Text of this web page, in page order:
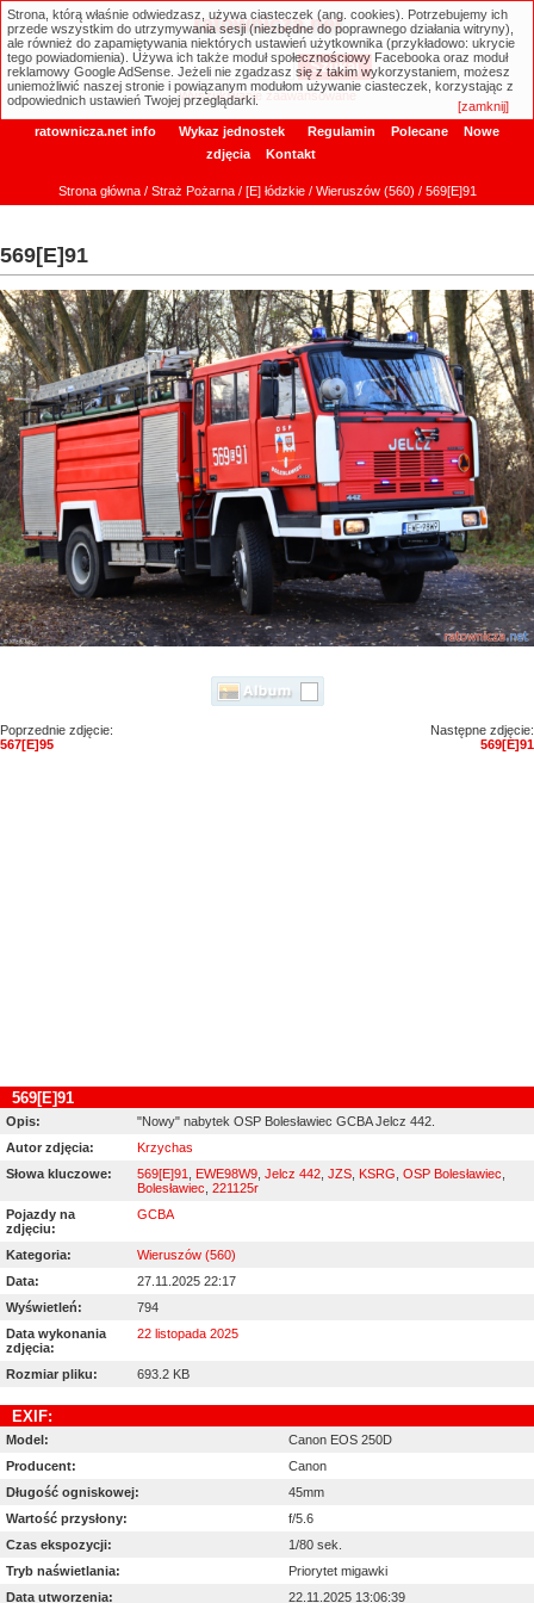
ratownicza.net
Wyszukiwanie zaawansowane
ratownicza.net info Wykaz jednostek Regulamin Polecane
Nowe
zdjęcia
Kontakt
Strona główna/ Straż Pożarna/ [E] łódzkie/ Wieruszów (560) / 569[E]91
569[E]91
Poprzednie zdjęcie:
567[E]95
Następne zdjęcie:
569[E]91
569[E]91
Opis:
"Nowy" nabytek OSP Bolesławiec GCBA Jelcz 442.
Autor zdjęcia:
Krzychas
Słowa kluczowe:
569[E]91 EWE98W9 Jelcz 442 JZS KSRG OSP Bolesławiec
Bolesławiec 221125r
Pojazdy na
zdjęciu:
GCBA
Kategoria:
Wieruszów (560)
Data:
27.11.2025 22:17
Wyświetleń:
794
Data wykonania
zdjęcia:
22 listopada 2025
Rozmiar pliku: 693.2 KB
EXIF:
Model:
Canon EOS 250D
Producent:
Canon
Długość ogniskowej:
45mm
Wartość przysłony:
f/5.6
Czas ekspozycji:
1/80 sek.
Tryb naświetlania:
Priorytet migawki
Data utworzenia:
22.11.2025 13:06:39
Strona, którą właśnie odwiedzasz, używa ciasteczek (ang. cookies). Potrzebujemy ich
przede wszystkim do utrzymywania sesji (niezbędne do poprawnego działania witryny),
ale również do zapamiętywania niektórych ustawień użytkownika (przykładowo: ukrycie
tego powiadomienia). Używa ich także moduł społecznościowy Facebooka oraz moduł
reklamowy Google AdSense. Jeżeli nie zgadzasz się z takim wykorzystaniem, możesz
uniemożliwić naszej stronie i powiązanym modułom używanie ciasteczek, korzystając z
odpowiednich ustawień Twojej przeglądarki.
[zamknij]